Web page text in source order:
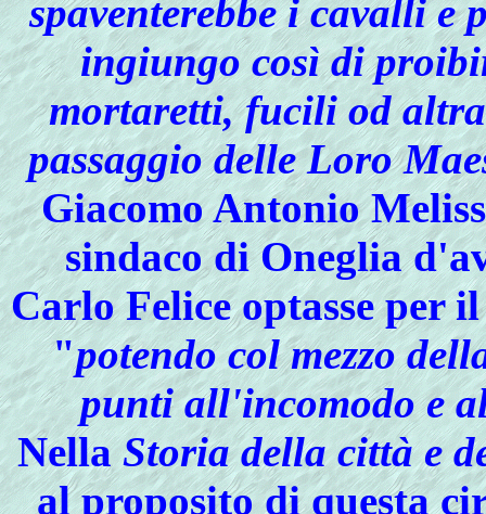
spaventerebbe i cavalli e
ingiungo così di
mortaretti, fucili od
passaggio delle Loro
Giacomo Antonio
sindaco di Oneglia
Carlo Felice optasse per
"potendo col mezzo
punti all'incomodo e
Nella Storia della città e
al proposito di questa